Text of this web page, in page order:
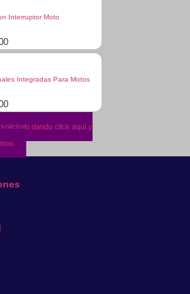
$ 2.752.000.
Interruptor Moto
Integradas Para Motos
dando click aquí y